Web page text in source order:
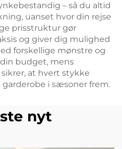
– så du altid
uanset hvor din rejse
prisstruktur gør
og giver dig mulighed
forskellige mønstre og
budget, mens
at hvert stykke
i sæsoner frem.
nyt